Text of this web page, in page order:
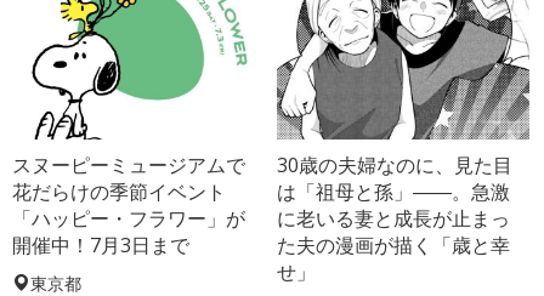
スヌーピーミュージアムで
花だらけの季節イベント
「ハッピー・フラワー」が
開催中！7月3日まで
東京都
30歳の夫婦なのに、見た目
は「祖母と孫」――。急激
に老いる妻と成長が止まっ
た夫の漫画が描く「歳と幸
せ」